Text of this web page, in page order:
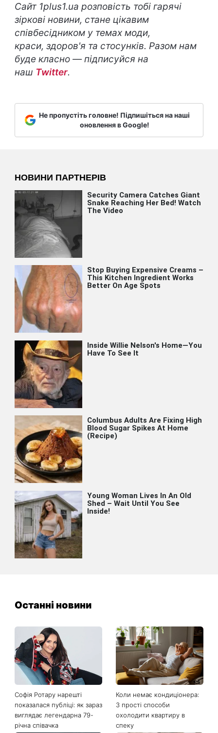
Сайт 1plus1.ua розповість тобі гарячі
зіркові новини, стане цікавим
співбесідником у темах моди,
краси, здоров'я та стосунків. Разом нам
буде класно — підписуйся на
наш Twitter.
Не пропустіть головне! Підпишіться на наші
оновлення в Google!
Останні новини
Софія Ротару нарешті
показалася публіці: як зараз
виглядає легендарна 79-
річна співачка
Коли немає кондиціонера:
3 прості способи
охолодити квартиру в
спеку